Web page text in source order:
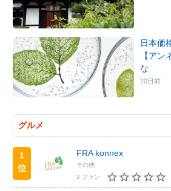
日本価
【アン
な
20日前
グルメ
1
位
FRA konnex
その他
2 ファン